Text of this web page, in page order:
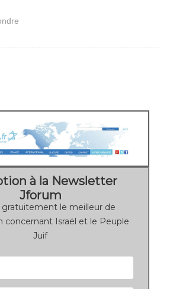
à la Newsletter
Jforum
gratuitement le meilleur de
concernant Israël et le Peuple
Juif